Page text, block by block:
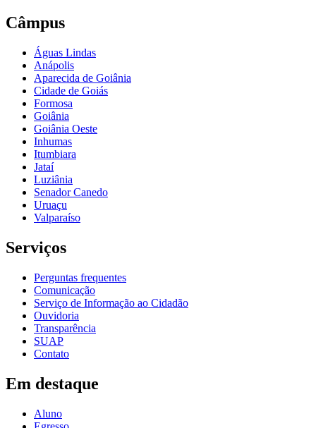
Câmpus
Águas Lindas
Anápolis
Aparecida de Goiânia
Cidade de Goiás
Formosa
Goiânia
Goiânia Oeste
Inhumas
Itumbiara
Jataí
Luziânia
Senador Canedo
Uruaçu
Valparaíso
Serviços
Perguntas frequentes
Comunicação
Serviço de Informação ao Cidadão
Ouvidoria
Transparência
SUAP
Contato
Em destaque
Aluno